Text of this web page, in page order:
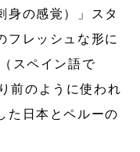
身の感覚）」スタ
フレッシュな形に
スペイン語で
前のように使われ
た日本とペルーの